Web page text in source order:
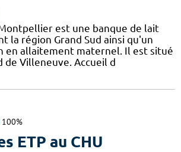
est une banque de lait
la région Grand Sud ainsi qu'un
en allaitement maternel. Il est situé
de Villeneuve. Accueil d
100%
ETP au CHU